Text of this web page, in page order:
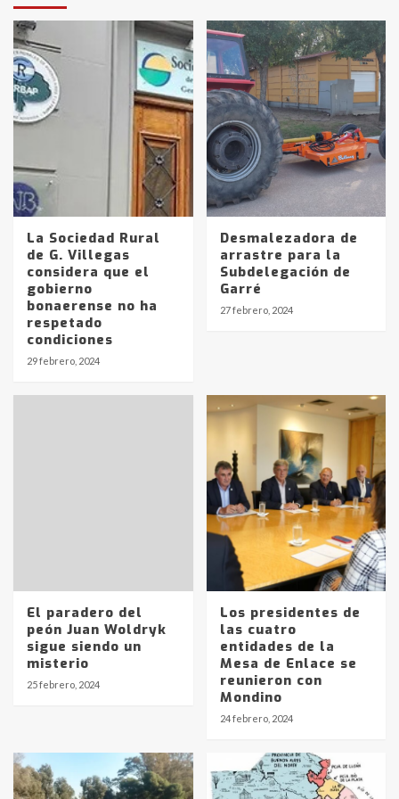
La Sociedad Rural
de G. Villegas
considera que el
gobierno
bonaerense no ha
respetado
condiciones
29 febrero, 2024
Desmalezadora de
arrastre para la
Subdelegación de
Garré
27 febrero, 2024
El paradero del
peón Juan Woldryk
sigue siendo un
misterio
25 febrero, 2024
Los presidentes de
las cuatro
entidades de la
Mesa de Enlace se
reunieron con
Mondino
24 febrero, 2024
3
pampeanos que fueron
en la mañana del lunes